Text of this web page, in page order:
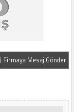
Firmaya Mesaj Gönder